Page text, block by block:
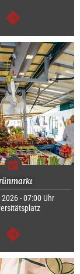
weiter
- 07:00 Uhr
weiter